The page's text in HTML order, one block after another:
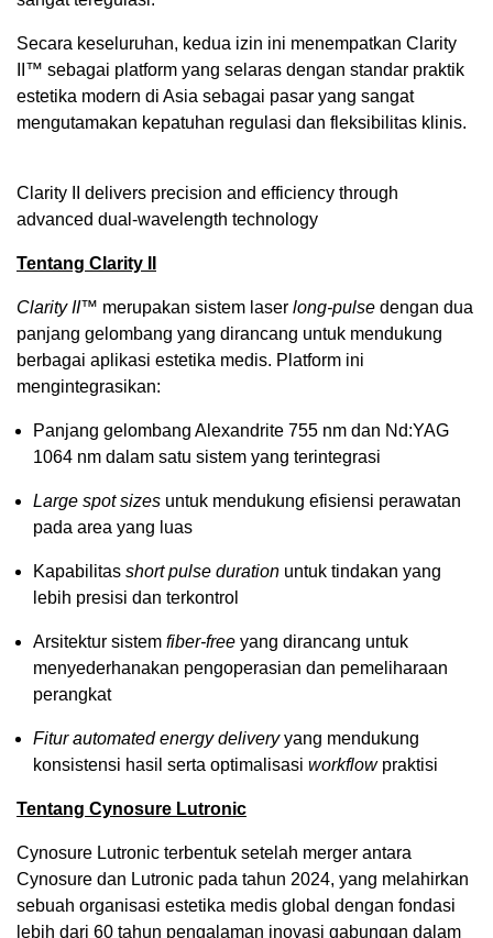
Secara keseluruhan, kedua izin ini menempatkan Clarity
II™ sebagai platform yang selaras dengan standar praktik
estetika modern di Asia sebagai pasar yang sangat
mengutamakan kepatuhan regulasi dan fleksibilitas klinis.
Clarity II delivers precision and efficiency through
advanced dual-wavelength technology
Tentang Clarity II
Clarity II™ merupakan sistem laser long-pulse dengan dua
panjang gelombang yang dirancang untuk mendukung
berbagai aplikasi estetika medis. Platform ini
mengintegrasikan:
Panjang gelombang Alexandrite 755 nm dan Nd:YAG
1064 nm dalam satu sistem yang terintegrasi
Large spot sizes untuk mendukung efisiensi perawatan
pada area yang luas
Kapabilitas short pulse duration untuk tindakan yang
lebih presisi dan terkontrol
Arsitektur sistem fiber-free yang dirancang untuk
menyederhanakan pengoperasian dan pemeliharaan
perangkat
Fitur automated energy deliveryyang mendukung
konsistensi hasil serta optimalisasi workflowpraktisi
Tentang Cynosure Lutronic
Cynosure Lutronic terbentuk setelah merger antara
Cynosure dan Lutronic pada tahun 2024, yang melahirkan
sebuah organisasi estetika medis global dengan fondasi
lebih dari 60 tahun pengalaman inovasi gabungan dalam